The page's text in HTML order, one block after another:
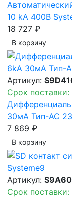
10 kA 400В
18 727 ₽
В корзинy
Артикул:
Срок поставки:
30мА Тип-AC
7 869 ₽
В корзинy
Артикул:
Срок поставки: